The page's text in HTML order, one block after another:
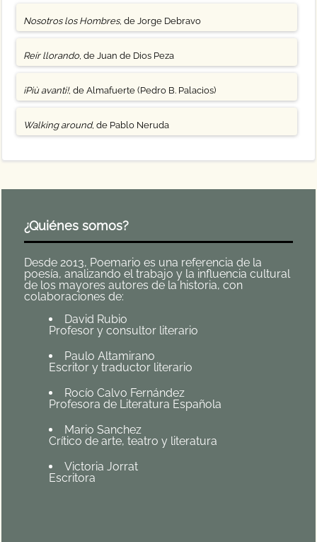
Nosotros los Hombres, de Jorge Debravo
Reír llorando, de Juan de Dios Peza
¡Più avanti!, de Almafuerte (Pedro B. Palacios)
Walking around, de Pablo Neruda
¿Quiénes somos?
Desde 2013, Poemario es una referencia de la
poesía, analizando el trabajo y la influencia cultural
de los mayores autores de la historia, con
colaboraciones de:
David Rubio
Profesor y consultor literario
Paulo Altamirano
Escritor y traductor literario
Rocío Calvo Fernández
Profesora de Literatura Española
Mario Sanchez
Crítico de arte, teatro y literatura
Victoria Jorrat
Escritora